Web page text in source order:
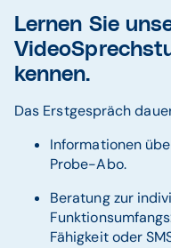
Lernen Sie
kennen.
Das Erstgespräch
Informationen
Probe-Abo.
Beratung zur
Fähigkeit oder